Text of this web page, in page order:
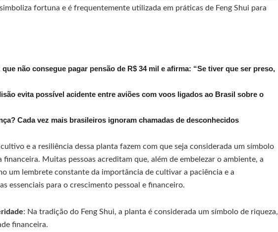
fortuna e é frequentemente utilizada em práticas de Feng Shui para
não consegue pagar pensão de R$ 34 mil e afirma: “Se tiver que ser preso,
evita possível acidente entre aviões com voos ligados ao Brasil sobre o
Cada vez mais brasileiros ignoram chamadas de desconhecidos
e a resiliência dessa planta fazem com que seja considerada um símbolo
financeira. Muitas pessoas acreditam que, além de embelezar o ambiente, a
um lembrete constante da importância de cultivar a paciência e a
essenciais para o crescimento pessoal e financeiro.
: Na tradição do Feng Shui, a planta é considerada um símbolo de riqueza,
financeira.